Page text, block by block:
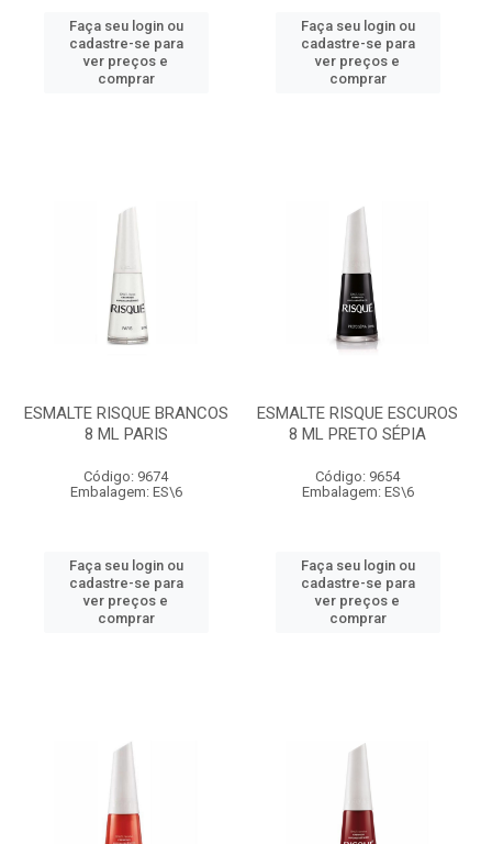
Faça seu login ou
cadastre-se para
ver preços e
comprar
Faça seu login ou
cadastre-se para
ver preços e
comprar
ESMALTE RISQUE BRANCOS
8 ML PARIS
Código: 9674
Embalagem: ES\6
Faça seu login ou
cadastre-se para
ver preços e
comprar
ESMALTE RISQUE ESCUROS
8 ML PRETO SÉPIA
Código: 9654
Embalagem: ES\6
Faça seu login ou
cadastre-se para
ver preços e
comprar